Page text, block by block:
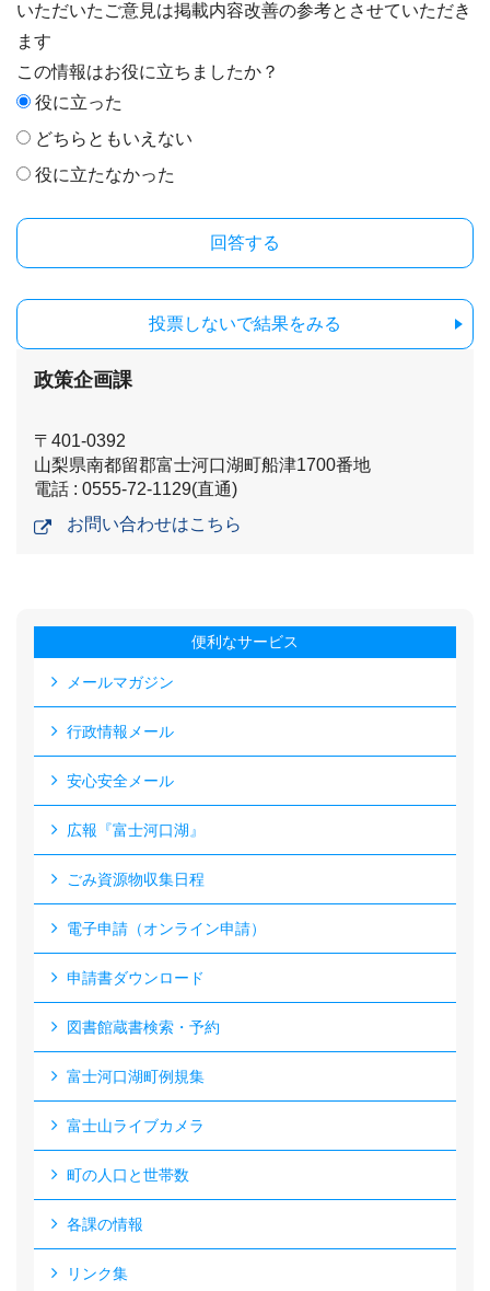
いただいたご意見は掲載内容改善の参考とさせていただき
ます
この情報はお役に立ちましたか？
役に立った
どちらともいえない
役に立たなかった
投票しないで結果をみる
政策企画課
〒401-0392
山梨県南都留郡富士河口湖町船津1700番地
電話 : 0555-72-1129(直通)
お問い合わせはこちら
便利なサービス
メールマガジン
行政情報メール
安心安全メール
広報『富士河口湖』
ごみ資源物収集日程
電子申請（オンライン申請）
申請書ダウンロード
図書館蔵書検索・予約
富士河口湖町例規集
富士山ライブカメラ
町の人口と世帯数
各課の情報
リンク集